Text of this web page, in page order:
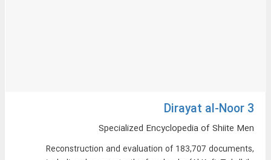
Dirayat al-Noor 3
Specialized Encyclopedia of Shiite Men
Reconstruction and evaluation of 183,707 documents,